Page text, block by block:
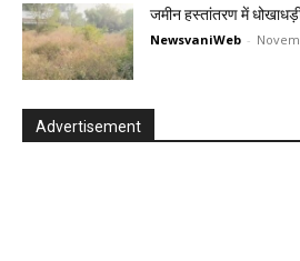
जमीन हस्तांतरण में
NewsvaniWeb -
Advertisement